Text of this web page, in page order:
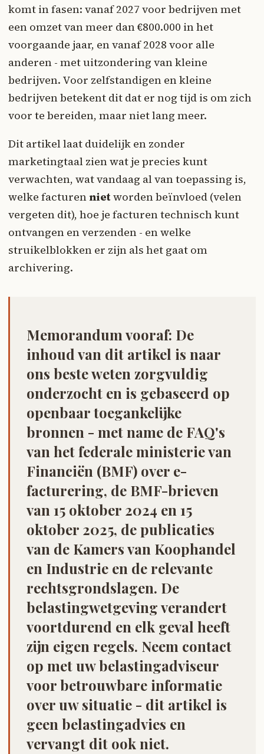
komt in fasen: vanaf 2027 voor bedrijven met
een omzet van meer dan €800.000 in het
voorgaande jaar, en vanaf 2028 voor alle
anderen - met uitzondering van kleine
bedrijven. Voor zelfstandigen en kleine
bedrijven betekent dit dat er nog tijd is om zich
voor te bereiden, maar niet lang meer.
Dit artikel laat duidelijk en zonder
marketingtaal zien wat je precies kunt
verwachten, wat vandaag al van toepassing is,
welke facturennietworden beïnvloed (velen
vergeten dit), hoe je facturen technisch kunt
ontvangen en verzenden - en welke
struikelblokken er zijn als het gaat om
archivering.
Memorandum vooraf: De
inhoud van dit artikel is naar
ons beste weten zorgvuldig
onderzocht en is gebaseerd op
openbaar toegankelijke
bronnen - met name de FAQ's
van het federale ministerie van
Financiën (BMF) over e-
facturering, de BMF-brieven
van 15 oktober 2024 en 15
oktober 2025, de publicaties
van de Kamers van Koophandel
en Industrie en de relevante
rechtsgrondslagen. De
belastingwetgeving verandert
voortdurend en elk geval heeft
zijn eigen regels. Neem contact
op met uw belastingadviseur
voor betrouwbare informatie
over uw situatie - dit artikel is
geen belastingadvies en
vervangt dit ook niet.